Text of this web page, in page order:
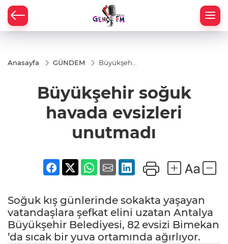
Anasayfa GÜNDEM
Büyükşehir
evsizleri
unutmadı
Büyükşehir soğuk
havada evsizleri
unutmadı
Soğuk kış günlerinde sokakta yaşayan
vatandaşlara şefkat elini uzatan Antalya
Büyükşehir Belediyesi, 82 evsizi Bimekan
’da sıcak bir yuva ortamında ağırlıyor.